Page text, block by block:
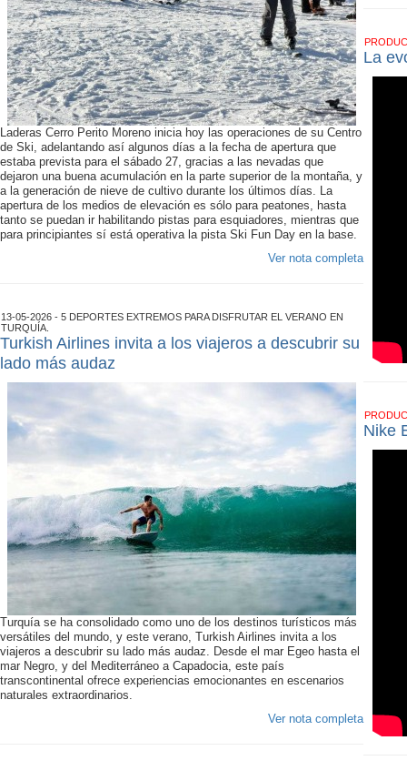
Laderas Cerro Perito Moreno inicia hoy las operaciones de su Centro
de Ski, adelantando así algunos días a la fecha de apertura que
estaba prevista para el sábado 27, gracias a las nevadas que
dejaron una buena acumulación en la parte superior de la montaña, y
a la generación de nieve de cultivo durante los últimos días. La
apertura de los medios de elevación es sólo para peatones, hasta
tanto se puedan ir habilitando pistas para esquiadores, mientras que
para principiantes sí está operativa la pista Ski Fun Day en la base.
Ver nota completa
13-05-2026 - 5 DEPORTES EXTREMOS PARA DISFRUTAR EL VERANO EN
TURQUÍA.
Turkish Airlines invita a los viajeros a descubrir su
lado más audaz
Turquía se ha consolidado como uno de los destinos turísticos más
versátiles del mundo, y este verano, Turkish Airlines invita a los
viajeros a descubrir su lado más audaz. Desde el mar Egeo hasta el
mar Negro, y del Mediterráneo a Capadocia, este país
transcontinental ofrece experiencias emocionantes en escenarios
naturales extraordinarios.
Ver nota completa
La
Nike